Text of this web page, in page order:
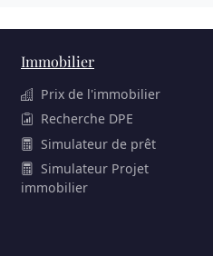
Immobilier
Prix de l'immobilier
Recherche DPE
Simulateur de prêt
Simulateur Projet
immobilier